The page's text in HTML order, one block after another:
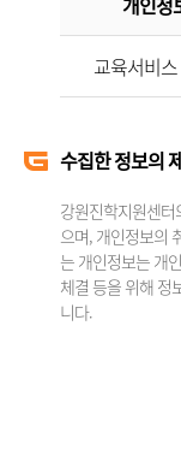
교육서비
수집한 정보의
강원진학지원센
으며, 개인정보의
는 개인정보는 개
체결 등을 위해 정
니다.